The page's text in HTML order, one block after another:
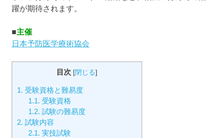
躍が期待されます。
■主催
日本予防医学療術協会
目次 [閉じる]
1. 受験資格と難易度
1.1. 受験資格
1.2. 試験の難易度
2. 試験内容
2.1. 実技試験